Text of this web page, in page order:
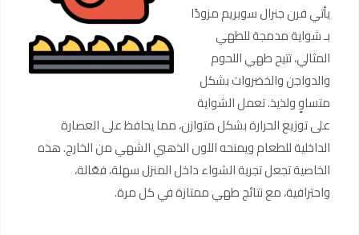
يأتي فرن جنرال سوبريم مزودًا
بـ شواية مدمجة للطهي
المثالي، تتيح طهي اللحوم
والدواجن والخضروات بشكل
متساوٍ ولذيذ. تعمل الشواية
على توزيع الحرارة بشكل متوازن، مما يحافظ على العصارة
الداخلية للطعام ويمنحه اللون الذهبي الشهي من الخارج. هذه
الخاصية تجعل تجربة الشواء داخل المنزل سهلة، فعّالة،
واحترافية، مع نتائج طهي ممتازة في كل مرة.